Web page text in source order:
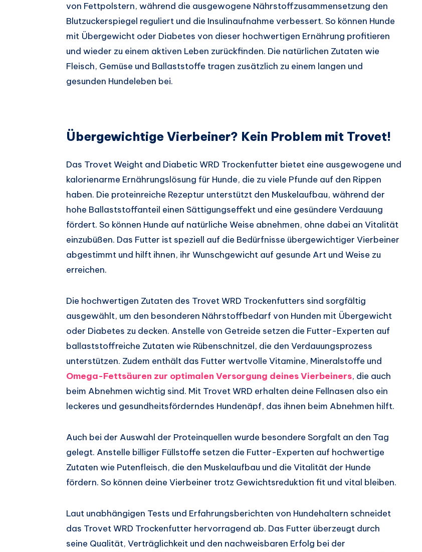
von Fettpolstern, während die ausgewogene Nährstoffzusammensetzung den
Blutzuckerspiegel reguliert und die Insulinaufnahme verbessert. So können Hunde
mit Übergewicht oder Diabetes von dieser hochwertigen Ernährung profitieren
und wieder zu einem aktiven Leben zurückfinden. Die natürlichen Zutaten wie
Fleisch, Gemüse und Ballaststoffe tragen zusätzlich zu einem langen und
gesunden Hundeleben bei.
Übergewichtige Vierbeiner? Kein Problem mit Trovet!
Das Trovet Weight and Diabetic WRD Trockenfutter bietet eine ausgewogene und
kalorienarme Ernährungslösung für Hunde, die zu viele Pfunde auf den Rippen
haben. Die proteinreiche Rezeptur unterstützt den Muskelaufbau, während der
hohe Ballaststoffanteil einen Sättigungseffekt und eine gesündere Verdauung
fördert. So können Hunde auf natürliche Weise abnehmen, ohne dabei an Vitalität
einzubüßen. Das Futter ist speziell auf die Bedürfnisse übergewichtiger Vierbeiner
abgestimmt und hilft ihnen, ihr Wunschgewicht auf gesunde Art und Weise zu
erreichen.
Die hochwertigen Zutaten des Trovet WRD Trockenfutters sind sorgfältig
ausgewählt, um den besonderen Nährstoffbedarf von Hunden mit Übergewicht
oder Diabetes zu decken. Anstelle von Getreide setzen die Futter-Experten auf
ballaststoffreiche Zutaten wie Rübenschnitzel, die den Verdauungsprozess
unterstützen. Zudem enthält das Futter wertvolle Vitamine, Mineralstoffe und
Omega-Fettsäuren zur optimalen Versorgung deines Vierbeiners, die auch
beim Abnehmen wichtig sind. Mit Trovet WRD erhalten deine Fellnasen also ein
leckeres und gesundheitsförderndes Hundenäpf, das ihnen beim Abnehmen hilft.
Auch bei der Auswahl der Proteinquellen wurde besondere Sorgfalt an den Tag
gelegt. Anstelle billiger Füllstoffe setzen die Futter-Experten auf hochwertige
Zutaten wie Putenfleisch, die den Muskelaufbau und die Vitalität der Hunde
fördern. So können deine Vierbeiner trotz Gewichtsreduktion fit und vital bleiben.
Laut unabhängigen Tests und Erfahrungsberichten von Hundehaltern schneidet
das Trovet WRD Trockenfutter hervorragend ab. Das Futter überzeugt durch
seine Qualität, Verträglichkeit und den nachweisbaren Erfolg bei der